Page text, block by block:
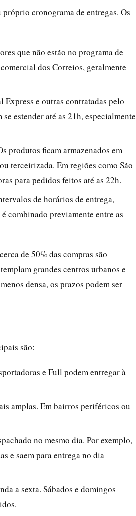
cronograma de entregas. Os
que não estão no programa de
dos Correios, geralmente
Express e outras contratadas pelo
estender até as 21h, especialmente
produtos ficam armazenados em
terceirizada. Em regiões como São
para pedidos feitos até as 22h.
de horários de entrega,
combinado previamente entre as
de 50% das compras são
grandes centros urbanos e
densa, os prazos podem ser
são:
e Full podem entregar à
amplas. Em bairros periféricos ou
no mesmo dia. Por exemplo,
e saem para entrega no dia
a sexta. Sábados e domingos